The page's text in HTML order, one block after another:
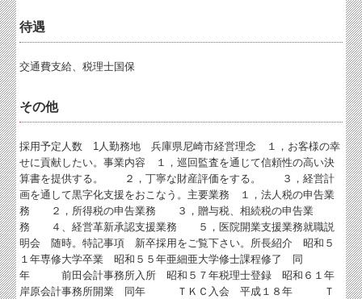
待遇
交通費支給、税理士国保
その他
採用予定人数 1人勤務地 兵庫県尼崎市経営理念 １，お客様の幸
せに貢献したい。事業内容 １，巡回監査を通じて信頼性の高い決
算書を提供する。 ２，丁寧な財産評価をする。 ３，経営計
画を通して黒字化支援をおこなう。主要業務 １，法人税の申告業
務 ２，所得税の申告業務 ３，贈与税、相続税の申告業
務 ４、経営革新承認支援業務 ５，医院開業支援業務就職説
明会 随時。特記事項 新卒採用をご覧下さい。所長紹介 昭和５
１年専修大学卒業 昭和５５年亜細亜大学修士課程修了 同
年 前田会計事務所入所 昭和５７年税理士登録 昭和６１年
岸原会計事務所開業 同年 ＴＫＣ入会 平成１８年 Ｔ